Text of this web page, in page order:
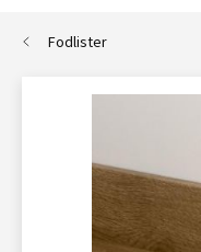
Fodlister